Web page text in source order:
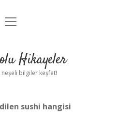
Uyarı
menüyü
Hikayeler
bilgiler keşfet!
sushi hangisi